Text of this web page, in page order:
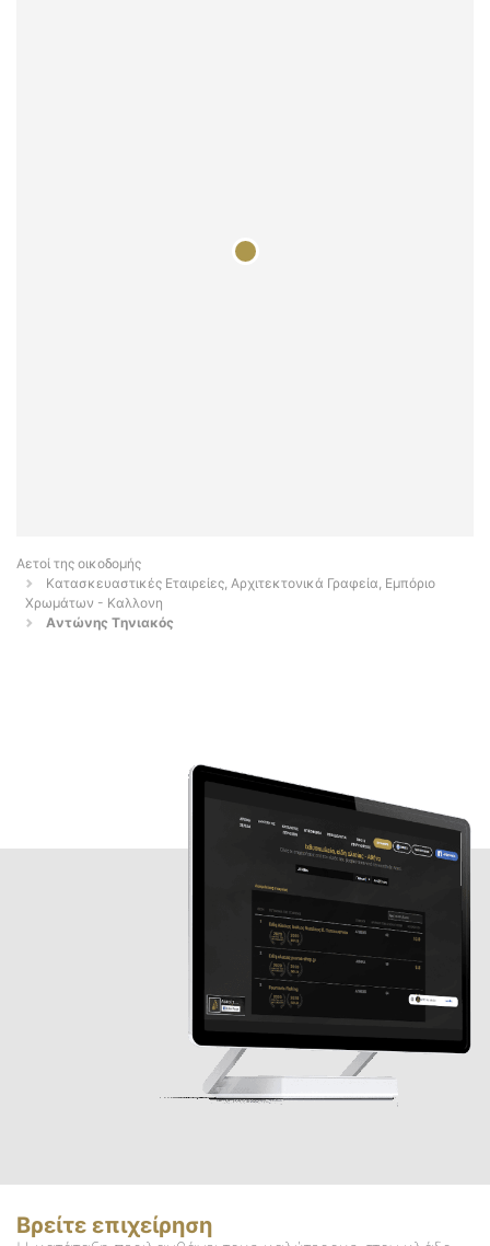
Αετοί της οικοδομής
Κατασκευαστικές Εταιρείες, Αρχιτεκτονικά Γραφεία, Εμπόριο
Χρωμάτων - Καλλονη
Aντώνης Tηνιακός
Βρείτε επιχείρηση